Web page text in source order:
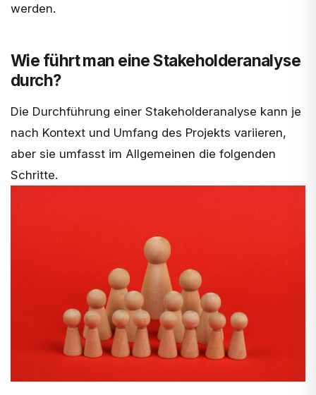
werden.
Wie führt man eine Stakeholderanalyse
durch?
Die Durchführung einer Stakeholderanalyse kann je
nach Kontext und Umfang des Projekts variieren,
aber sie umfasst im Allgemeinen die folgenden
Schritte.